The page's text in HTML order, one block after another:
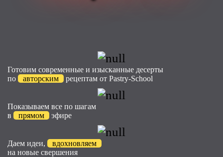
Готовим современные и изысканные десерты
по
авторским рецептам от Pastry-School
Показываем все по шагам
в
прямом эфире
Даем идеи,
вдохновляем
на новые свершения